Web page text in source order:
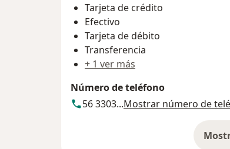
Tarjeta de crédito
Efectivo
Tarjeta de débito
Transferencia
+ 1 ver más
Número de teléfono
56 3303...Mostrar número de